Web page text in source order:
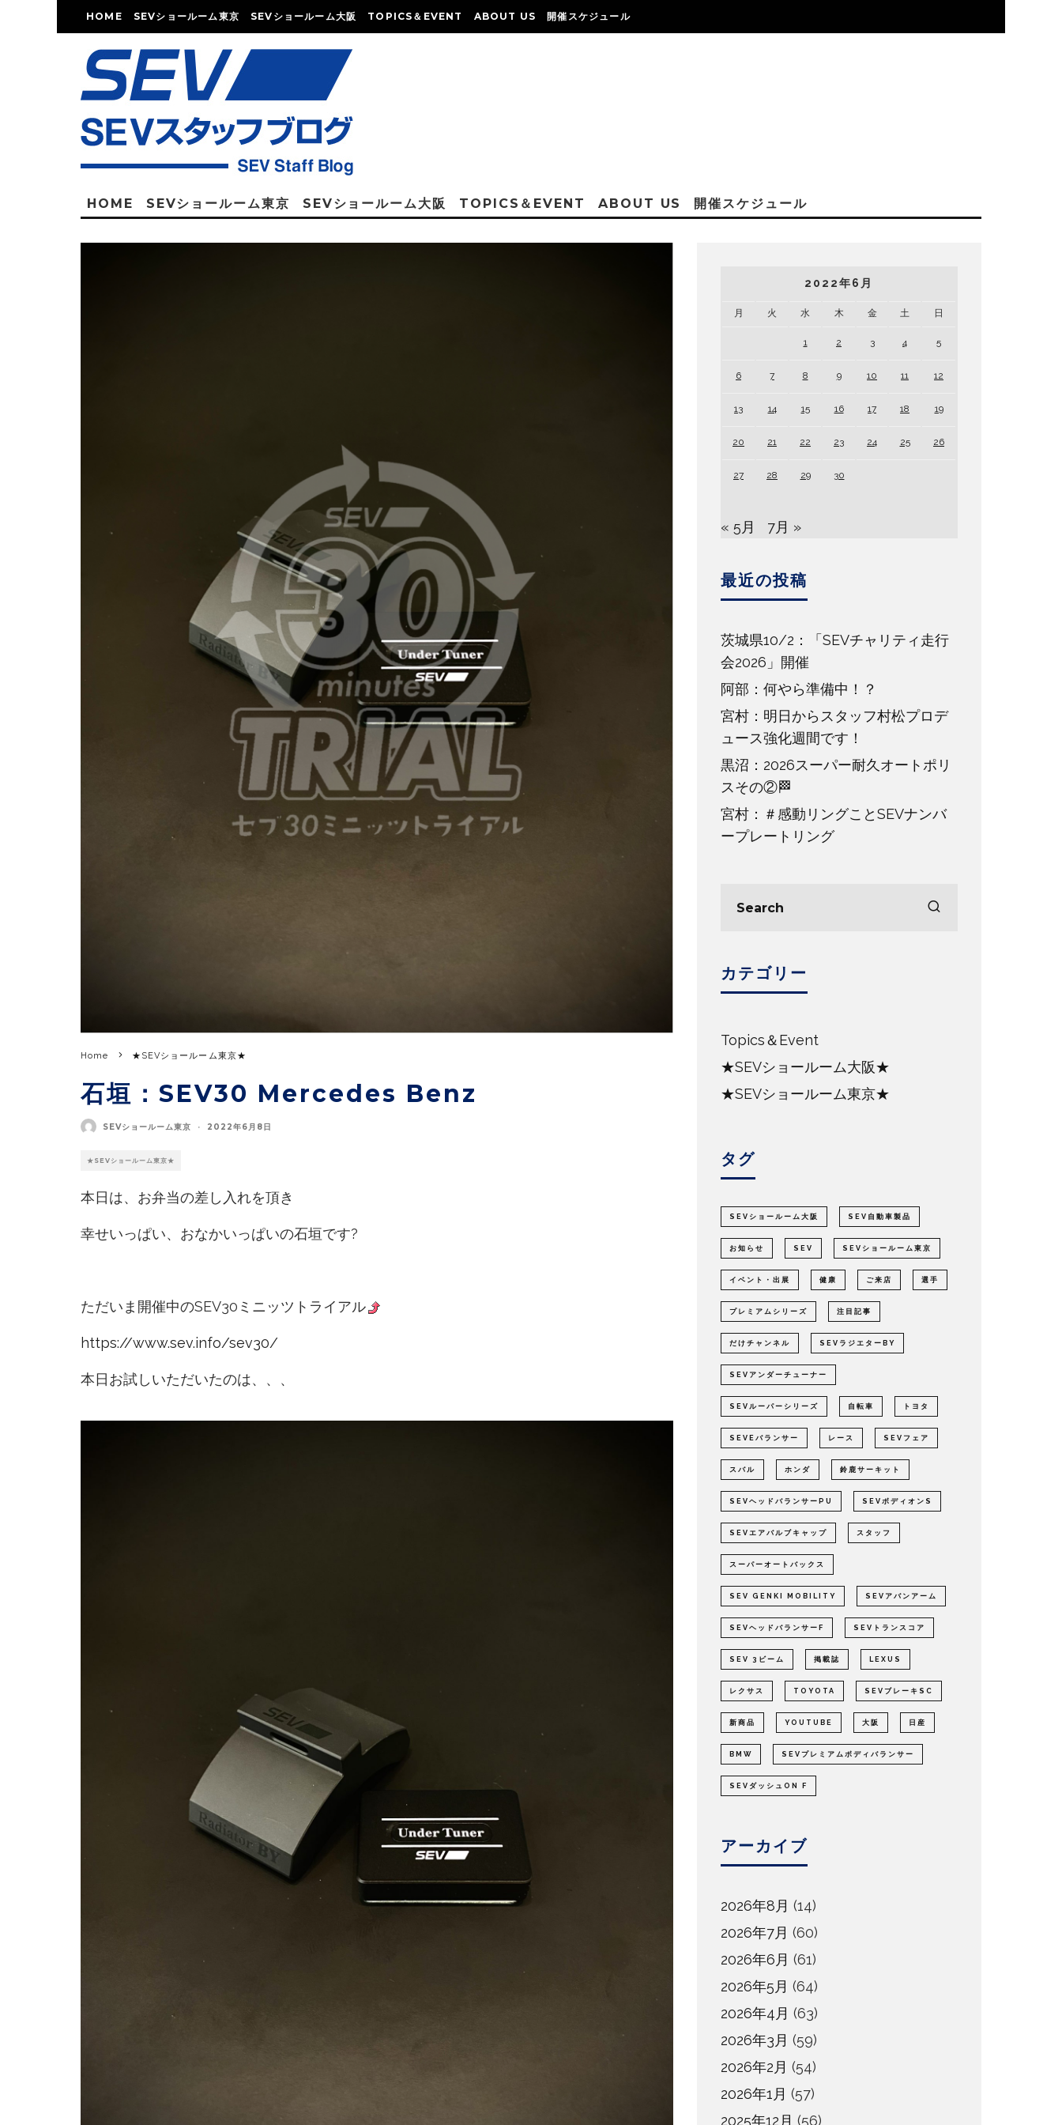
HOME SEVショールーム東京 SEVショールーム大阪 TOPICS＆EVENT ABOUT US 開催スケジュール
HOME SEVショールーム東京 SEVショールーム大阪 TOPICS＆EVENT ABOUT US 開催スケジュール
Home ★SEVショールーム東京★
石垣：SEV30 Mercedes Benz
SEVショールーム東京 · 2022年6月8日
★SEVショールーム東京★
本日は、お弁当の差し入れを頂き
幸せいっぱい、おなかいっぱいの石垣です?
ただいま開催中のSEV30ミニッツトライアル
https://www.sev.info/sev30/
本日お試しいただいたのは、、、
2022年6月
月 火 水 木 金 土 日
1 2 3 4 5
6 7 8 9 10 11 12
13 14 15 16 17 18 19
20 21 22 23 24 25 26
27 28 29 30
« 5月 7月 »
最近の投稿
茨城県10/2：「SEVチャリティ走行
会2026」開催
阿部：何やら準備中！？
宮村：明日からスタッフ村松プロデ
ュース強化週間です！
黒沼：2026スーパー耐久オートポリ
スその②🏁
宮村：＃感動リングことSEVナンバ
ープレートリング
カテゴリー
Topics＆Event
★SEVショールーム大阪★
★SEVショールーム東京★
タグ
SEVショールーム大阪 SEV自動車製品
お知らせ SEV SEVショールーム東京
イベント・出展 健康 ご来店 選手
プレミアムシリーズ 注目記事
だけチャンネル SEVラジエターBY
SEVアンダーチューナー
SEVルーパーシリーズ 自転車 トヨタ
SEVEバランサー レース SEVフェア
スバル ホンダ 鈴鹿サーキット
SEVヘッドバランサーPU SEVボディオンS
SEVエアバルブキャップ スタッフ
スーパーオートバックス
SEV GENKI MOBILITY SEVアバンアーム
SEVヘッドバランサーF SEVトランスコア
SEV 3ビーム 掲載誌 LEXUS
レクサス TOYOTA SEVブレーキSC
新商品 YOUTUBE 大阪 日産
BMW SEVプレミアムボディバランサー
SEVダッシュON F
アーカイブ
2026年8月 (14)
2026年7月 (60)
2026年6月 (61)
2026年5月 (64)
2026年4月 (63)
2026年3月 (59)
2026年2月 (54)
2026年1月 (57)
2025年12月 (56)